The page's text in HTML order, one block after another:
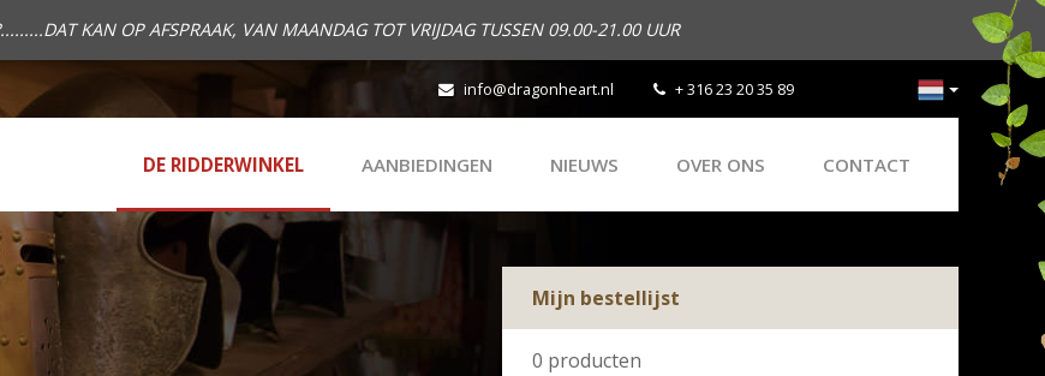
KAN OP AFSPRAAK, VAN MAANDAG TOT VRIJDAG TUSSEN 09.00-21.00 UUR
info@dragonheart.nl + 316 23 20 35 89
DE RIDDERWINKEL AANBIEDINGEN NIEUWS OVER ONS CONTACT
Mijn bestellijst
0 producten